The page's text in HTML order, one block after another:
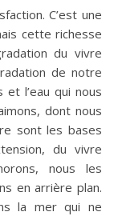
cette richesse
du vivre
de notre
et l’eau qui nous
dont nous
sont les bases
du vivre
nous les
en arrière plan.
la mer qui ne